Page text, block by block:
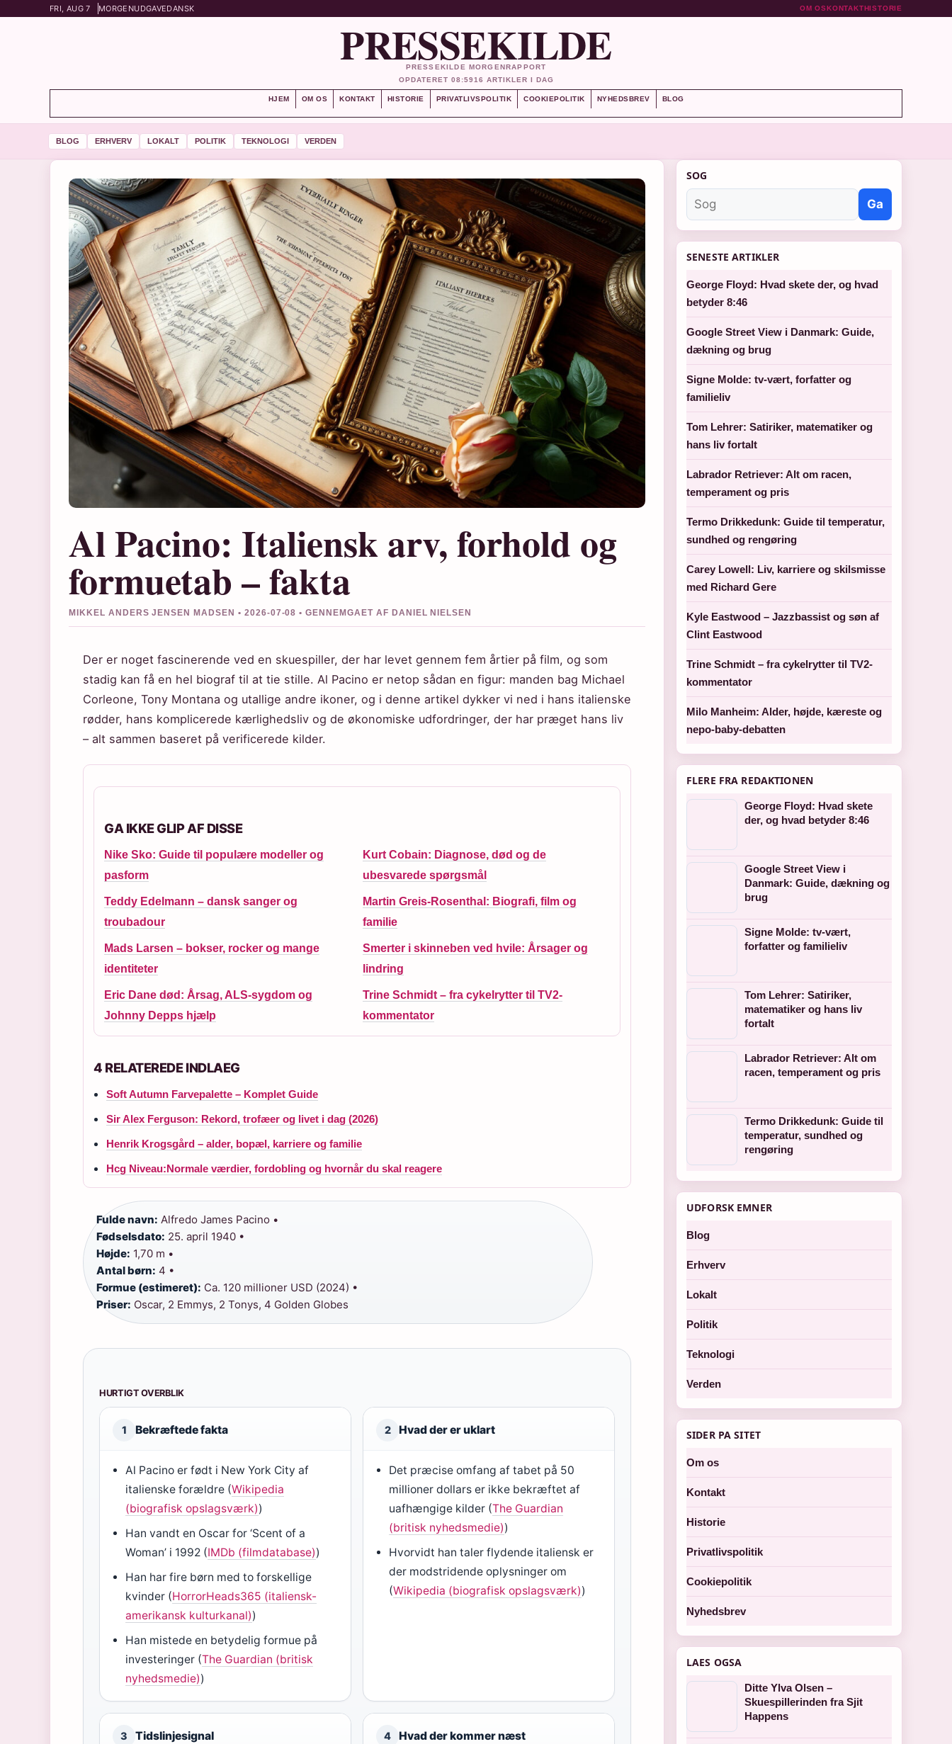
FRI, AUG 7 MORGENUDGAVEDANSK OM OSKONTAKTHISTORIE
PRESSEKILDE
PRESSEKILDE MORGENRAPPORT
OPDATERET 08:5916 ARTIKLER I DAG
HJEM OM OS KONTAKT HISTORIE PRIVATLIVSPOLITIK COOKIEPOLITIK NYHEDSBREV BLOG
BLOG ERHVERV LOKALT POLITIK TEKNOLOGI VERDEN
Al Pacino: Italiensk arv, forhold og
formuetab – fakta
MIKKEL ANDERS JENSEN MADSEN • 2026-07-08 • GENNEMGAET AF DANIEL NIELSEN
Der er noget fascinerende ved en skuespiller, der har levet gennem fem årtier på film, og som
stadig kan få en hel biograf til at tie stille. Al Pacino er netop sådan en figur: manden bag Michael
Corleone, Tony Montana og utallige andre ikoner, og i denne artikel dykker vi ned i hans italienske
rødder, hans komplicerede kærlighedsliv og de økonomiske udfordringer, der har præget hans liv
– alt sammen baseret på verificerede kilder.
GA IKKE GLIP AF DISSE
Nike Sko: Guide til populære modeller og
pasform
Kurt Cobain: Diagnose, død og de
ubesvarede spørgsmål
Teddy Edelmann – dansk sanger og
troubadour
Martin Greis-Rosenthal: Biografi, film og
familie
Mads Larsen – bokser, rocker og mange
identiteter
Smerter i skinneben ved hvile: Årsager og
lindring
Eric Dane død: Årsag, ALS-sygdom og
Johnny Depps hjælp
Trine Schmidt – fra cykelrytter til TV2-
kommentator
4 RELATEREDE INDLAEG
Soft Autumn Farvepalette – Komplet Guide
Sir Alex Ferguson: Rekord, trofæer og livet i dag (2026)
Henrik Krogsgård – alder, bopæl, karriere og familie
Hcg Niveau:Normale værdier, fordobling og hvornår du skal reagere
Fulde navn: Alfredo James Pacino •
Fødselsdato: 25. april 1940 •
Højde: 1,70 m •
Antal børn: 4 •
Formue (estimeret): Ca. 120 millioner USD (2024) •
Priser: Oscar, 2 Emmys, 2 Tonys, 4 Golden Globes
HURTIGT OVERBLIK
1 Bekræftede fakta
Al Pacino er født i New York City af
italienske forældre (Wikipedia
(biografisk opslagsværk))
Han vandt en Oscar for ‘Scent of a
Woman’ i 1992 (IMDb (filmdatabase))
Han har fire børn med to forskellige
kvinder (HorrorHeads365 (italiensk-
amerikansk kulturkanal))
Han mistede en betydelig formue på
investeringer (The Guardian (britisk
nyhedsmedie))
2 Hvad der er uklart
Det præcise omfang af tabet på 50
millioner dollars er ikke bekræftet af
uafhængige kilder (The Guardian
(britisk nyhedsmedie))
Hvorvidt han taler flydende italiensk er
der modstridende oplysninger om
(Wikipedia (biografisk opslagsværk))
3 Tidslinjesignal 4 Hvad der kommer næst
SOG
Ga
SENESTE ARTIKLER
George Floyd: Hvad skete der, og hvad
betyder 8:46
Google Street View i Danmark: Guide,
dækning og brug
Signe Molde: tv-vært, forfatter og
familieliv
Tom Lehrer: Satiriker, matematiker og
hans liv fortalt
Labrador Retriever: Alt om racen,
temperament og pris
Termo Drikkedunk: Guide til temperatur,
sundhed og rengøring
Carey Lowell: Liv, karriere og skilsmisse
med Richard Gere
Kyle Eastwood – Jazzbassist og søn af
Clint Eastwood
Trine Schmidt – fra cykelrytter til TV2-
kommentator
Milo Manheim: Alder, højde, kæreste og
nepo-baby-debatten
FLERE FRA REDAKTIONEN
George Floyd: Hvad skete
der, og hvad betyder 8:46
Google Street View i
Danmark: Guide, dækning og
brug
Signe Molde: tv-vært,
forfatter og familieliv
Tom Lehrer: Satiriker,
matematiker og hans liv
fortalt
Labrador Retriever: Alt om
racen, temperament og pris
Termo Drikkedunk: Guide til
temperatur, sundhed og
rengøring
UDFORSK EMNER
Blog
Erhverv
Lokalt
Politik
Teknologi
Verden
SIDER PA SITET
Om os
Kontakt
Historie
Privatlivspolitik
Cookiepolitik
Nyhedsbrev
LAES OGSA
Ditte Ylva Olsen –
Skuespillerinden fra Sjit
Happens